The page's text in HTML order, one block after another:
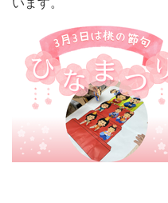
います。